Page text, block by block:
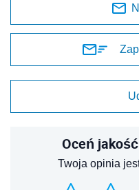
Oceń
Twoja opinia